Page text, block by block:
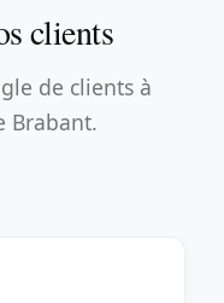
clients
de clients à
Brabant.